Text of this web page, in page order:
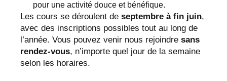
pour une activité douce et bénéfique.
Les cours se déroulent de septembre à fin juin,
avec des inscriptions possibles tout au long de
l’année. Vous pouvez venir nous rejoindre sans
rendez-vous, n’importe quel jour de la semaine
selon les horaires.